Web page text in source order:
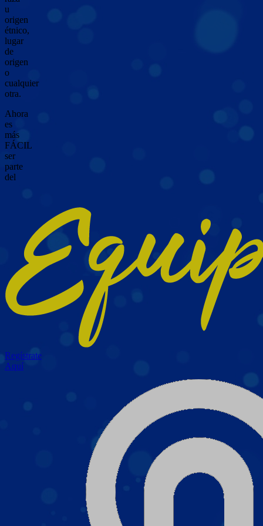
u
origen
étnico,
lugar
de
origen
o
cualquier
otra.
Ahora
es
más
FÁCIL
ser
parte
del
Regístrate
Aquí